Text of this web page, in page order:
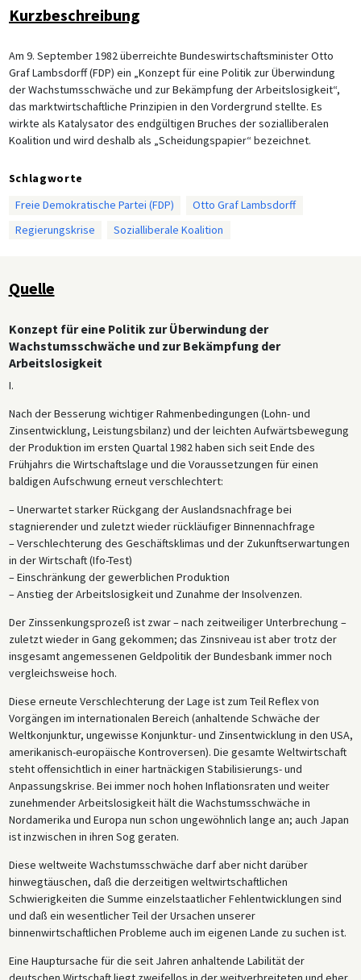
Kurzbeschreibung
Am 9. September 1982 überreichte Bundeswirtschaftsminister Otto
Graf Lambsdorff (FDP) ein „Konzept für eine Politik zur Überwindung
der Wachstumsschwäche und zur Bekämpfung der Arbeitslosigkeit“,
das marktwirtschaftliche Prinzipien in den Vordergrund stellte. Es
wirkte als Katalysator des endgültigen Bruches der sozialliberalen
Koalition und wird deshalb als „Scheidungspapier“ bezeichnet.
Schlagworte
Freie Demokratische Partei (FDP)
Otto Graf Lambsdorff
Regierungskrise
Sozialliberale Koalition
Quelle
Konzept für eine Politik zur Überwindung der
Wachstumsschwäche und zur Bekämpfung der
Arbeitslosigkeit
I.
Nach der Besserung wichtiger Rahmenbedingungen (Lohn- und
Zinsentwicklung, Leistungsbilanz) und der leichten Aufwärtsbewegung
der Produktion im ersten Quartal 1982 haben sich seit Ende des
Frühjahrs die Wirtschaftslage und die Voraussetzungen für einen
baldigen Aufschwung erneut verschlechtert:
– Unerwartet starker Rückgang der Auslandsnachfrage bei
stagnierender und zuletzt wieder rückläufiger Binnennachfrage
– Verschlechterung des Geschäftsklimas und der Zukunftserwartungen
in der Wirtschaft (Ifo-Test)
– Einschränkung der gewerblichen Produktion
– Anstieg der Arbeitslosigkeit und Zunahme der Insolvenzen.
Der Zinssenkungsprozeß ist zwar – nach zeitweiliger Unterbrechung –
zuletzt wieder in Gang gekommen; das Zinsniveau ist aber trotz der
insgesamt angemessenen Geldpolitik der Bundesbank immer noch
vergleichsweise hoch.
Diese erneute Verschlechterung der Lage ist zum Teil Reflex von
Vorgängen im internationalen Bereich (anhaltende Schwäche der
Weltkonjunktur, ungewisse Konjunktur- und Zinsentwicklung in den USA,
amerikanisch-europäische Kontroversen). Die gesamte Weltwirtschaft
steht offensichtlich in einer hartnäckigen Stabilisierungs- und
Anpassungskrise. Bei immer noch hohen Inflationsraten und weiter
zunehmender Arbeitslosigkeit hält die Wachstumsschwäche in
Nordamerika und Europa nun schon ungewöhnlich lange an; auch Japan
ist inzwischen in ihren Sog geraten.
Diese weltweite Wachstumsschwäche darf aber nicht darüber
hinwegtäuschen, daß die derzeitigen weltwirtschaftlichen
Schwierigkeiten die Summe einzelstaatlicher Fehlentwicklungen sind
und daß ein wesentlicher Teil der Ursachen unserer
binnenwirtschaftlichen Probleme auch im eigenen Lande zu suchen ist.
Eine Hauptursache für die seit Jahren anhaltende Labilität der